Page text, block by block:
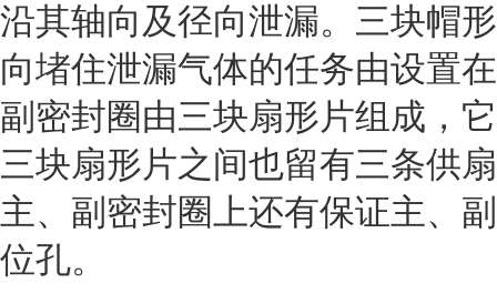
沿其轴向及径向泄漏。三块帽
向堵住泄漏气体的任务由设置
副密封圈由三块扇形片组成，
三块扇形片之间也留有三条供
主、副密封圈上还有保证主、
位孔。